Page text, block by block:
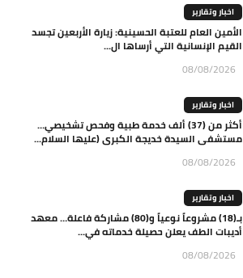
اخبار وتقارير
الأمين العام للعتبة الحسينية: زيارة الأربعين تجسد
القيم الإنسانية التي أرساها ال...
08/08/2026
اخبار وتقارير
أكثر من (37) ألف خدمة طبية وفحص تشخيصي…
مستشفى السيدة خديجة الكبرى (عليها السلام...
08/08/2026
اخبار وتقارير
بـ(18) مشروعاً نوعياً و(80) مشاركة فاعلة… معهد
أديبات الطف يعلن حصيلة خدماته في...
08/08/2026